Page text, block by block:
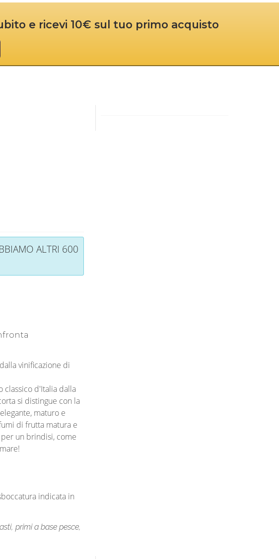
e ricevi 10€ sul tuo primo acquisto
ALTRI 600
vinificazione di
classico d'Italia dalla
si distingue con la
maturo e
di frutta matura e
un brindisi, come
indicata in
primi a base pesce,